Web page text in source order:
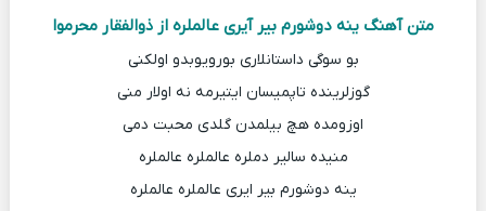
متن آهنگ ینه دوشورم بیر آیری عالملره از ذوالفقار محرموا
بو سوگی داستانلاری بورویوبدو اولکنی
گوزلرینده تاپمیسان ایتیرمه نه اولار منی
اوزومده هچ بیلمدن گلدی محبت دمی
منیده سالیر دملره عالملره عالملره
ینه دوشورم بیر ایری عالملره عالملره